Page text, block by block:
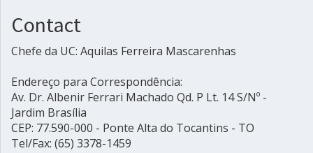
Contact
Chefe da UC: Aquilas Ferreira Mascarenhas
Endereço para Correspondência:
Av. Dr. Albenir Ferrari Machado Qd. P Lt. 14 S/Nº -
Jardim Brasília
CEP: 77.590-000 - Ponte Alta do Tocantins - TO
Tel/Fax: (65) 3378-1459